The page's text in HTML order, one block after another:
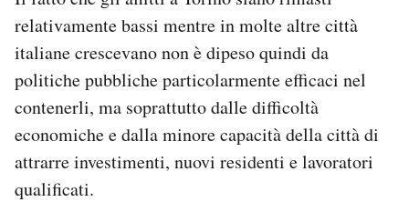
relativamente bassi mentre in molte altre città
italiane crescevano non è dipeso quindi da
politiche pubbliche particolarmente efficaci nel
contenerli, ma soprattutto dalle difficoltà
economiche e dalla minore capacità della città di
attrarre investimenti, nuovi residenti e lavoratori
qualificati.